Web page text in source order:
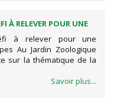
À RELEVER POUR UNE
à relever pour une
Au Jardin Zoologique
sur la thématique de la
Savoir plus...